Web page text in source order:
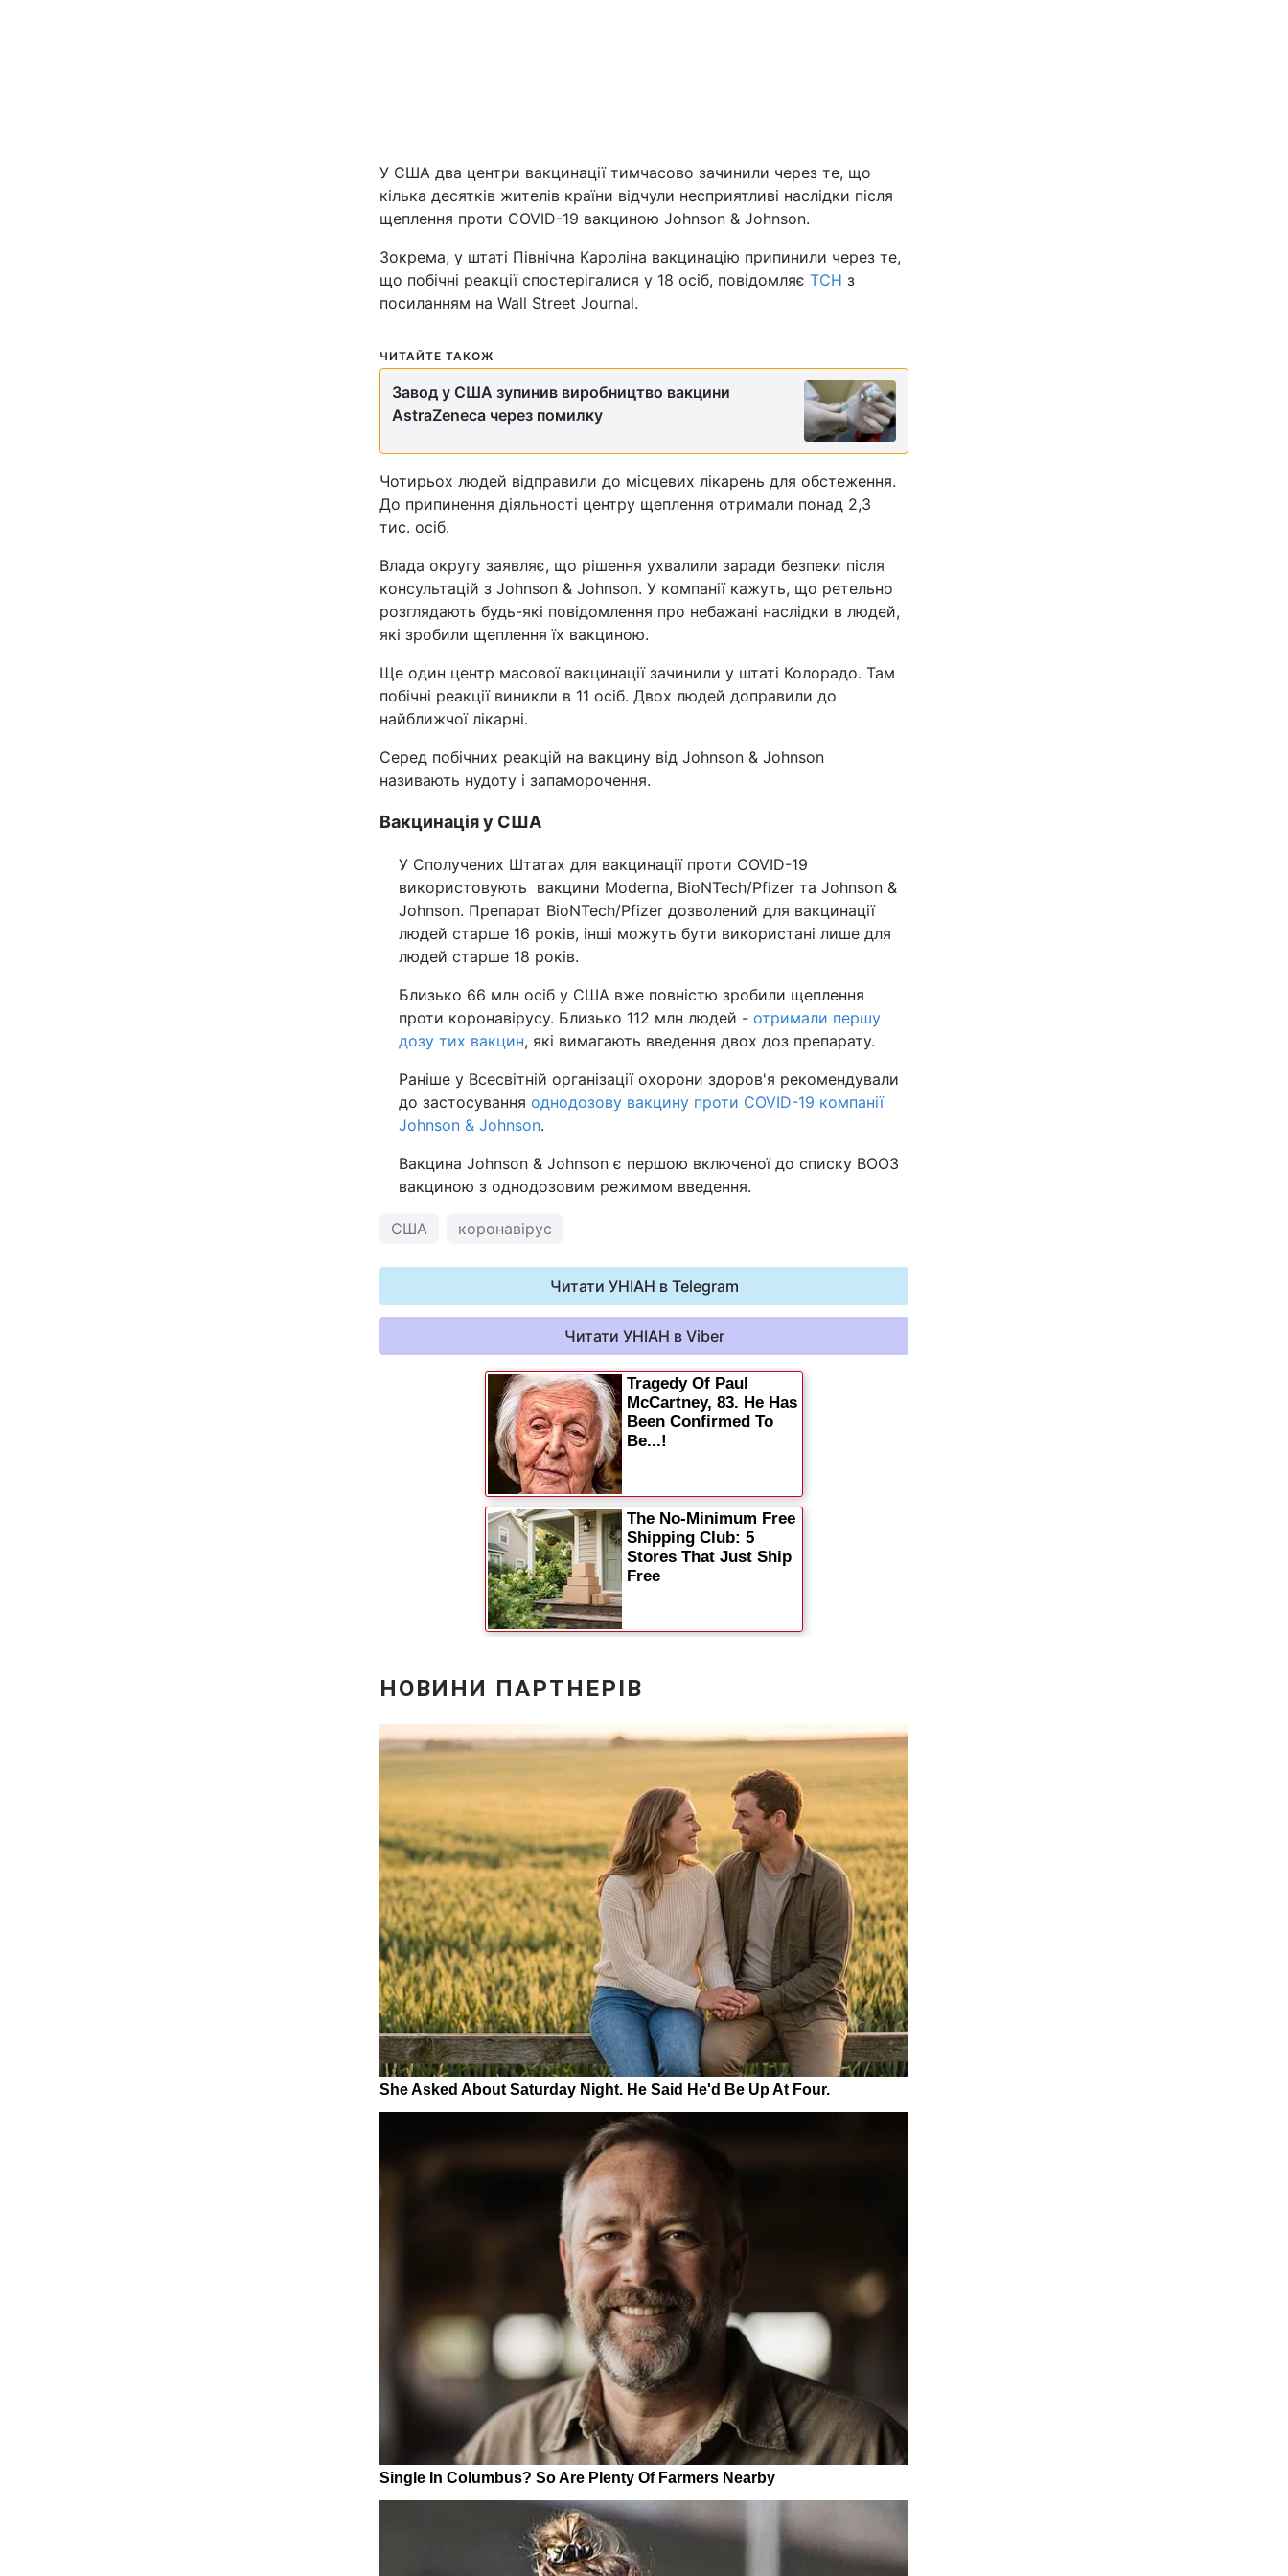
Наука
Лайт
Погода
Статті
Думки
Пресцентр
У США два центри вакцинації тимчасово зачинили через те, що
кілька десятків жителів країни відчули несприятливі наслідки після
щеплення проти COVID-19 вакциною Johnson & Johnson.
Зокрема, у штаті Північна Кароліна вакцинацію припинили через те,
що побічні реакції спостерігалися у 18 осіб, повідомляє ТСН з
посиланням на Wall Street Journal.
ЧИТАЙТЕ ТАКОЖ
Завод у США зупинив виробництво вакцини
AstraZeneca через помилку
Чотирьох людей відправили до місцевих лікарень для обстеження.
До припинення діяльності центру щеплення отримали понад 2,3
тис. осіб.
Влада округу заявляє, що рішення ухвалили заради безпеки після
консультацій з Johnson & Johnson. У компанії кажуть, що ретельно
розглядають будь-які повідомлення про небажані наслідки в людей,
які зробили щеплення їх вакциною.
Ще один центр масової вакцинації зачинили у штаті Колорадо. Там
побічні реакції виникли в 11 осіб. Двох людей доправили до
найближчої лікарні.
Серед побічних реакцій на вакцину від Johnson & Johnson
називають нудоту і запаморочення.
Вакцинація у США
У Сполучених Штатах для вакцинації проти COVID-19
використовують вакцини Moderna, BioNTech/Pfizer та Johnson &
Johnson. Препарат BioNTech/Pfizer дозволений для вакцинації
людей старше 16 років, інші можуть бути використані лише для
людей старше 18 років.
Близько 66 млн осіб у США вже повністю зробили щеплення
проти коронавірусу. Близько 112 млн людей - отримали першу
дозу тих вакцин, які вимагають введення двох доз препарату.
Раніше у Всесвітній організації охорони здоров'я рекомендували
до застосування однодозову вакцину проти COVID-19 компанії
Johnson & Johnson.
Вакцина Johnson & Johnson є першою включеної до списку ВООЗ
вакциною з однодозовим режимом введення.
США коронавірус
Читати УНІАН в Telegram
Читати УНІАН в Viber